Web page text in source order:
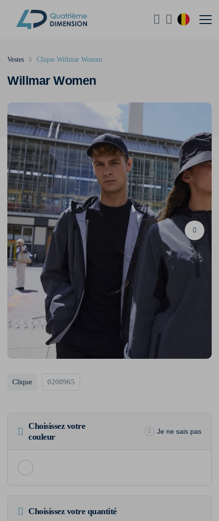
Willmar Women
Vestes Clique Willmar Women
Clique 0200965
Choisissez votre
couleur
Je ne sais pas
Choisissez votre quantité